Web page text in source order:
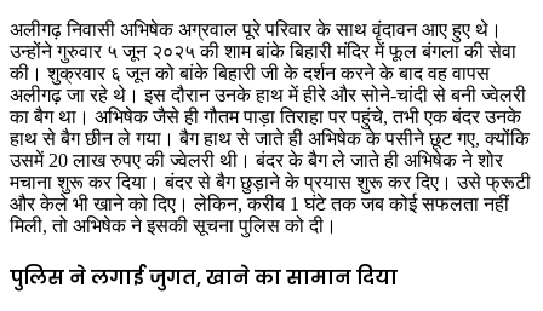
अलीगढ़ निवासी अभिषेक अग्रवाल पूरे परिवार के साथ वृंदावन आए हुए थे।
उन्होंने गुरुवार ५ जून २०२५ की शाम बांके बिहारी मंदिर में फूल बंगला की सेवा
की। शुक्रवार ६ जून को बांके बिहारी जी के दर्शन करने के बाद वह वापस
अलीगढ़ जा रहे थे। इस दौरान उनके हाथ में हीरे और सोने-चांदी से बनी ज्वेलरी
का बैग था। अभिषेक जैसे ही गौतम पाड़ा तिराहा पर पहुंचे, तभी एक बंदर उनके
हाथ से बैग छीन ले गया। बैग हाथ से जाते ही अभिषेक के पसीने छूट गए, क्योंकि
उसमें 20 लाख रुपए की ज्वेलरी थी। बंदर के बैग ले जाते ही अभिषेक ने शोर
मचाना शुरू कर दिया। बंदर से बैग छुड़ाने के प्रयास शुरू कर दिए। उसे फ्रूटी
और केले भी खाने को दिए। लेकिन, करीब 1 घंटे तक जब कोई सफलता नहीं
मिली, तो अभिषेक ने इसकी सूचना पुलिस को दी।
पुलिस ने लगाई जुगत, खाने का सामान दिया